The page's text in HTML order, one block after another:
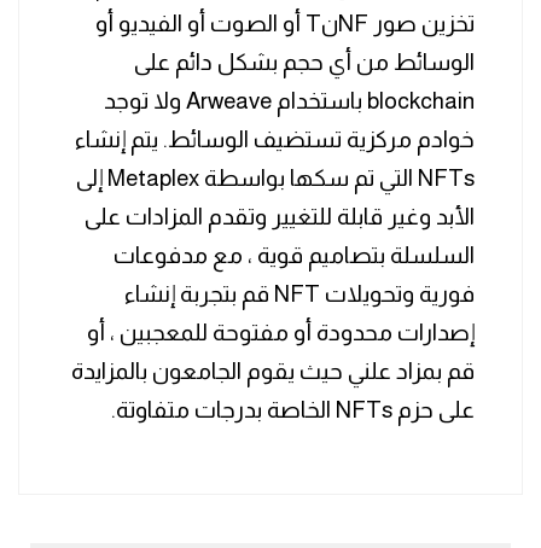
تخزين صور NFنT أو الصوت أو الفيديو أو
الوسائط من أي حجم بشكل دائم على
blockchain باستخدام Arweave ولا توجد
خوادم مركزية تستضيف الوسائط. يتم إنشاء
NFTs التي تم سكها بواسطة Metaplex إلى
الأبد وغير قابلة للتغيير وتقدم المزادات على
السلسلة بتصاميم قوية ، مع مدفوعات
فورية وتحويلات NFT قم بتجربة إنشاء
إصدارات محدودة أو مفتوحة للمعجبين ، أو
قم بمزاد علني حيث يقوم الجامعون بالمزايدة
على حزم NFTs الخاصة بدرجات متفاوتة.